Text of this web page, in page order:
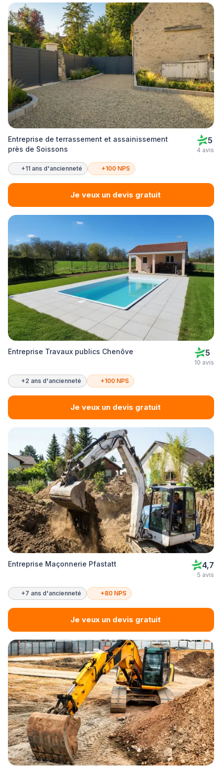
Entreprise de terrassement et assainissement
près de Soissons
5
4 avis
+11 ans d'ancienneté +100 NPS
Je veux un devis gratuit
Entreprise Travaux publics Chenôve 5
10 avis
+2 ans d'ancienneté +100 NPS
Je veux un devis gratuit
Entreprise Maçonnerie Pfastatt 4,7
5 avis
+7 ans d'ancienneté +80 NPS
Je veux un devis gratuit